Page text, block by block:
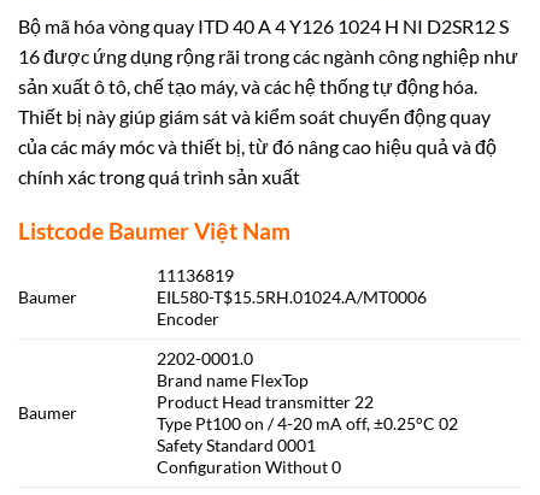
Bộ mã hóa vòng quay ITD 40 A 4 Y126 1024 H NI D2SR12 S
16 được ứng dụng rộng rãi trong các ngành công nghiệp như
sản xuất ô tô, chế tạo máy, và các hệ thống tự động hóa.
Thiết bị này giúp giám sát và kiểm soát chuyển động quay
của các máy móc và thiết bị, từ đó nâng cao hiệu quả và độ
chính xác trong quá trình sản xuất
Listcode Baumer Việt Nam
Baumer
11136819
EIL580-T$15.5RH.01024.A/MT0006
Encoder
Baumer
2202-0001.0
Brand name FlexTop
Product Head transmitter 22
Type Pt100 on / 4-20 mA off, ±0.25°C 02
Safety Standard 0001
Configuration Without 0